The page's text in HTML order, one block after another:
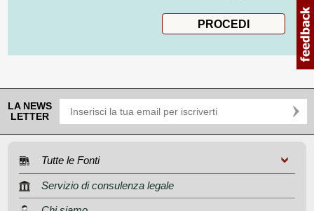
LA NEWS
LETTER
Tutte le Fonti
Servizio di consulenza legale